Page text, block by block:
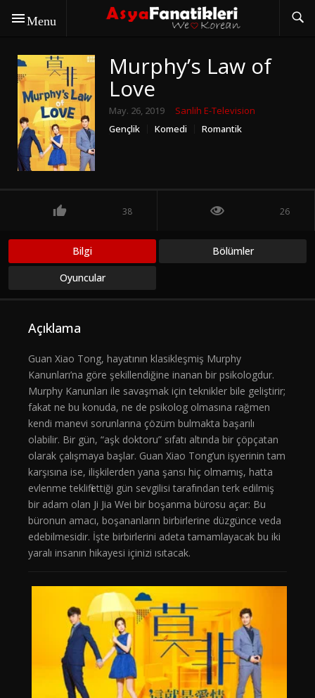
Menu
Murphy’s Law of
Love
May. 26, 2019
Sanlih E-Television
Gençlik
Komedi Romantik
Tayvan Dizileri
38 26
Bilgi
Bölümler
Oyuncular
Açıklama
Guan Xiao Tong, hayatının klasikleşmiş Murphy
Kanunları’na göre şekillendiğine inanan bir psikologdur.
Murphy Kanunları ile savaşmak için teknikler bile geliştirir;
fakat ne bu konuda, ne de psikolog olmasına rağmen
kendi manevi sorunlarına çözüm bulmakta başarılı
olabilir. Bir gün, “aşk doktoru” sıfatı altında bir çöpçatan
olarak çalışmaya başlar. Guan Xiao Tong’un işyerinin tam
karşısına ise, ilişkilerden yana şansı hiç olmamış, hatta
evlenme teklifi ettiği gün sevgilisi tarafından terk edilmiş
bir adam olan Ji Jia Wei bir boşanma bürosu açar: Bu
büronun amacı, boşananların birbirlerine düzgünce veda
edebilmesidir. İşte birbirlerini adeta tamamlayacak bu iki
yaralı insanın hikayesi içinizi ısıtacak.